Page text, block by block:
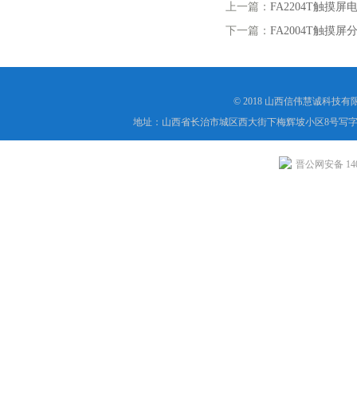
上一篇： FA2204T触摸屏
下一篇： FA2004T触摸屏
© 2018 山西信伟慧诚科技有
地址：山西省长治市城区西大街下梅辉坡小区8号写
晋公网安备